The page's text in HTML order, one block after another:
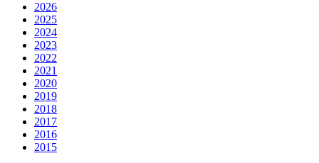
2026
2025
2024
2023
2022
2021
2020
2019
2018
2017
2016
2015